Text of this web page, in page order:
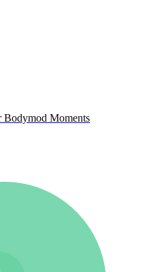
Bodymod Moments